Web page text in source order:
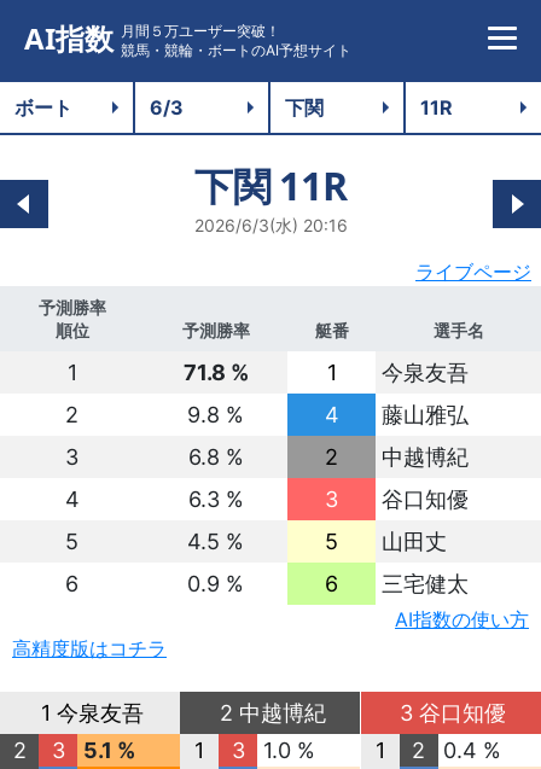
AI指数 月間５万ユーザー突破！
競馬・競輪・ボートのAI予想サイト
下関11R
2026/6/3(水) 20:16
ライブページ
予測勝率
順位
予測勝率 艇番 選手名
1 71.8 % 1
今泉友吾
2
9.8 % 4
藤山雅弘
3
6.8 % 2
中越博紀
4
6.3 % 3
谷口知優
5
4.5 % 5
山田丈
6
0.9 % 6 三宅健太
AI指数の使い方
高精度版はコチラ
1 今泉友吾
2
3
5.1 %
2 中越博紀
1
3
1.0 %
3 谷口知優
1
2
0.4 %